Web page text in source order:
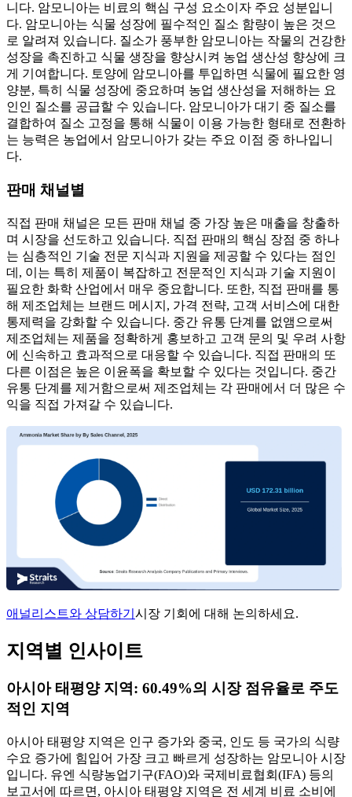
니다. 암모니아는 비료의 핵심 구성 요소이자 주요 성분입니
다. 암모니아는 식물 성장에 필수적인 질소 함량이 높은 것으
로 알려져 있습니다. 질소가 풍부한 암모니아는 작물의 건강한
성장을 촉진하고 식물 생장을 향상시켜 농업 생산성 향상에 크
게 기여합니다. 토양에 암모니아를 투입하면 식물에 필요한 영
양분, 특히 식물 성장에 중요하며 농업 생산성을 저해하는 요
인인 질소를 공급할 수 있습니다. 암모니아가 대기 중 질소를
결합하여 질소 고정을 통해 식물이 이용 가능한 형태로 전환하
는 능력은 농업에서 암모니아가 갖는 주요 이점 중 하나입니
다.
판매 채널별
직접 판매 채널은 모든 판매 채널 중 가장 높은 매출을 창출하
며 시장을 선도하고 있습니다. 직접 판매의 핵심 장점 중 하나
는 심층적인 기술 전문 지식과 지원을 제공할 수 있다는 점인
데, 이는 특히 제품이 복잡하고 전문적인 지식과 기술 지원이
필요한 화학 산업에서 매우 중요합니다. 또한, 직접 판매를 통
해 제조업체는 브랜드 메시지, 가격 전략, 고객 서비스에 대한
통제력을 강화할 수 있습니다. 중간 유통 단계를 없앰으로써
제조업체는 제품을 정확하게 홍보하고 고객 문의 및 우려 사항
에 신속하고 효과적으로 대응할 수 있습니다. 직접 판매의 또
다른 이점은 높은 이윤폭을 확보할 수 있다는 것입니다. 중간
유통 단계를 제거함으로써 제조업체는 각 판매에서 더 많은 수
익을 직접 가져갈 수 있습니다.
애널리스트와 상담하기 시장 기회에 대해 논의하세요.
지역별 인사이트
아시아 태평양 지역: 60.49%의 시장 점유율로 주도
적인 지역
아시아 태평양 지역은 인구 증가와 중국, 인도 등 국가의 식량
수요 증가에 힘입어 가장 크고 빠르게 성장하는 암모니아 시장
입니다. 유엔 식량농업기구(FAO)와 국제비료협회(IFA) 등의
보고서에 따르면, 아시아 태평양 지역은 전 세계 비료 소비에